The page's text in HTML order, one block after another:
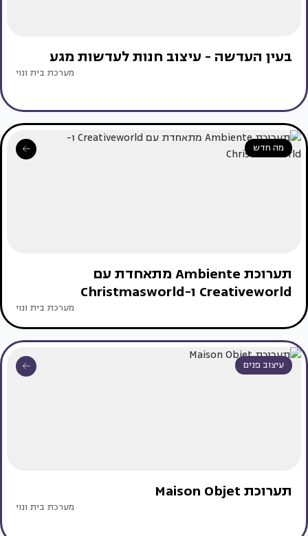
בעין העדשה - עיצוב חנות לעדשות מגע
מערכת בית ונוי
מה חדש
תערוכת Ambiente מתאחדת עם
Creativeworld ו-Christmasworld
מערכת בית ונוי
עיצוב פנים
תערוכת Maison Objet
מערכת בית ונוי